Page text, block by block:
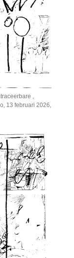
,
13 februari 2026,